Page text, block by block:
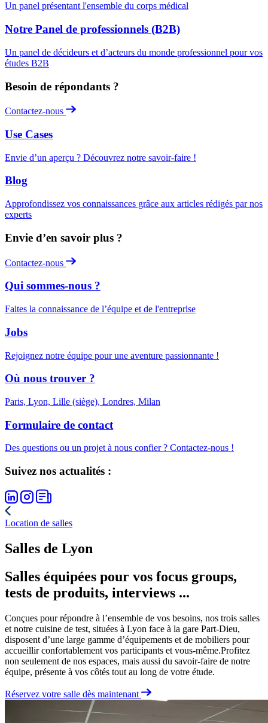
Un panel présentant l'ensemble du corps médical
Notre Panel de professionnels (B2B)
Un panel de décideurs et d’acteurs du monde professionnel pour vos
études B2B
Besoin de répondants ?
Contactez-nous
Use Cases
Envie d’un aperçu ? Découvrez notre savoir-faire !
Blog
Approfondissez vos connaissances grâce aux articles rédigés par nos
experts
Envie d’en savoir plus ?
Contactez-nous
Qui sommes-nous ?
Faites la connaissance de l’équipe et de l'entreprise
Jobs
Rejoignez notre équipe pour une aventure passionnante !
Où nous trouver ?
Paris, Lyon, Lille (siège), Londres, Milan
Formulaire de contact
Des questions ou un projet à nous confier ? Contactez-nous !
Suivez nos actualités :
Location de salles
Salles de Lyon
Salles équipées pour vos focus groups,
tests de produits, interviews ...
Conçues pour répondre à l’ensemble de vos besoins, nos trois salles
et notre cuisine de test, situées à Lyon face à la gare Part-Dieu,
disposent d’une large gamme d’équipements et de mobiliers pour
accueillir confortablement vos participants et vous-même.Profitez
non seulement de nos espaces, mais aussi du savoir-faire de notre
équipe, présente à vos côtés tout au long de votre étude.
Réservez votre salle dès maintenant